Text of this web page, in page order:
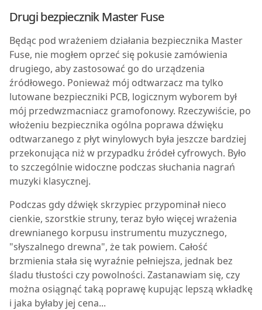
Drugi bezpiecznik Master Fuse
Będąc pod wrażeniem działania bezpiecznika Master
Fuse, nie mogłem oprzeć się pokusie zamówienia
drugiego, aby zastosować go do urządzenia
źródłowego. Ponieważ mój odtwarzacz ma tylko
lutowane bezpieczniki PCB, logicznym wyborem był
mój przedwzmacniacz gramofonowy. Rzeczywiście, po
włożeniu bezpiecznika ogólna poprawa dźwięku
odtwarzanego z płyt winylowych była jeszcze bardziej
przekonująca niż w przypadku źródeł cyfrowych. Było
to szczególnie widoczne podczas słuchania nagrań
muzyki klasycznej.
Podczas gdy dźwięk skrzypiec przypominał nieco
cienkie, szorstkie struny, teraz było więcej wrażenia
drewnianego korpusu instrumentu muzycznego,
"słyszalnego drewna", że tak powiem. Całość
brzmienia stała się wyraźnie pełniejsza, jednak bez
śladu tłustości czy powolności. Zastanawiam się, czy
można osiągnąć taką poprawę kupując lepszą wkładkę
i jaka byłaby jej cena...